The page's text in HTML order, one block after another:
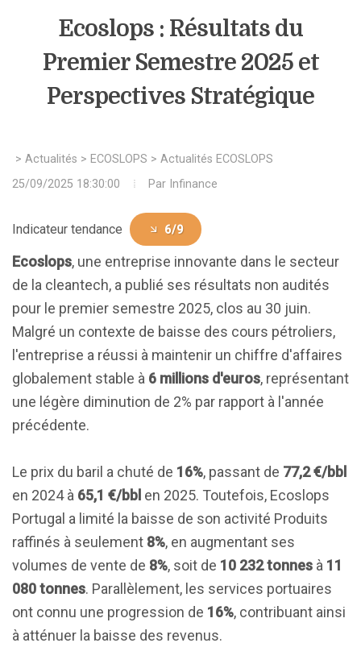
Ecoslops : Résultats du
Premier Semestre 2025 et
Perspectives Stratégique
> Actualités > ECOSLOPS > Actualités ECOSLOPS
25/09/2025 18:30:00
Par Infinance
Indicateur tendance 6/9
Ecoslops, une entreprise innovante dans le secteur
de la cleantech, a publié ses résultats non audités
pour le premier semestre 2025, clos au 30 juin.
Malgré un contexte de baisse des cours pétroliers,
l'entreprise a réussi à maintenir un chiffre d'affaires
globalement stable à 6 millions d'euros, représentant
une légère diminution de 2% par rapport à l'année
précédente.
Le prix du baril a chuté de 16%, passant de 77,2 €/bbl
en 2024 à 65,1 €/bbl en 2025. Toutefois, Ecoslops
Portugal a limité la baisse de son activité Produits
raffinés à seulement 8%, en augmentant ses
volumes de vente de 8%, soit de 10 232 tonnes à 11
080 tonnes. Parallèlement, les services portuaires
ont connu une progression de 16%, contribuant ainsi
à atténuer la baisse des revenus.